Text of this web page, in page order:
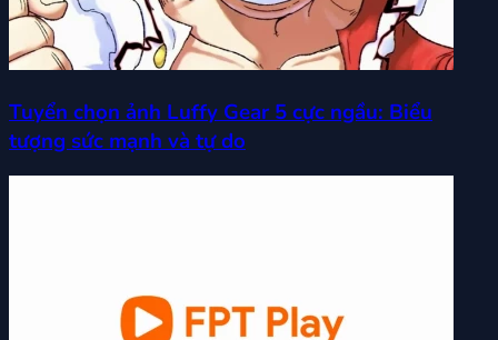
Tuyển chọn ảnh Luffy Gear 5 cực ngầu: Biểu
tượng sức mạnh và tự do